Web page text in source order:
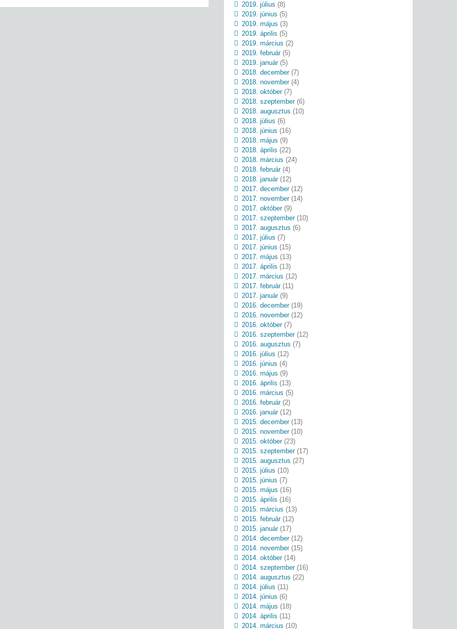
2019. július (8)
2019. június (5)
2019. május (3)
2019. április (5)
2019. március (2)
2019. február(5)
2019. január(5)
2018. december(7)
2018. november(4)
2018. október(7)
2018. szeptember(6)
2018. augusztus (10)
2018. július (6)
2018. június (16)
2018. május (9)
2018. április (22)
2018. március (24)
2018. február(4)
2018. január(12)
2017. december(12)
2017. november(14)
2017. október(9)
2017. szeptember(10)
2017. augusztus (6)
2017. július (7)
2017. június (15)
2017. május (13)
2017. április (13)
2017. március (12)
2017. február(11)
2017. január(9)
2016. december(19)
2016. november(12)
2016. október(7)
2016. szeptember(12)
2016. augusztus (7)
2016. július (12)
2016. június (4)
2016. május (9)
2016. április (13)
2016. március (5)
2016. február(2)
2016. január(12)
2015. december(13)
2015. november(10)
2015. október(23)
2015. szeptember(17)
2015. augusztus (27)
2015. július (10)
2015. június (7)
2015. május (16)
2015. április (16)
2015. március (13)
2015. február(12)
2015. január(17)
2014. december(12)
2014. november(15)
2014. október(14)
2014. szeptember(16)
2014. augusztus (22)
2014. július (11)
2014. június (6)
2014. május (18)
2014. április (11)
2014. március (10)